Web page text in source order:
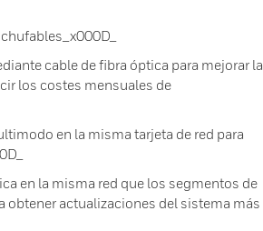
cable de fibra óptica para mejorar la
los costes mensuales de
en la misma tarjeta de red para
en la misma red que los segmentos de
obtener actualizaciones del sistema más